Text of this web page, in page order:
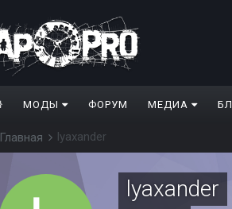
МОДЫ ФОРУМ МЕДИА
Главная lyaxander
lyaxander